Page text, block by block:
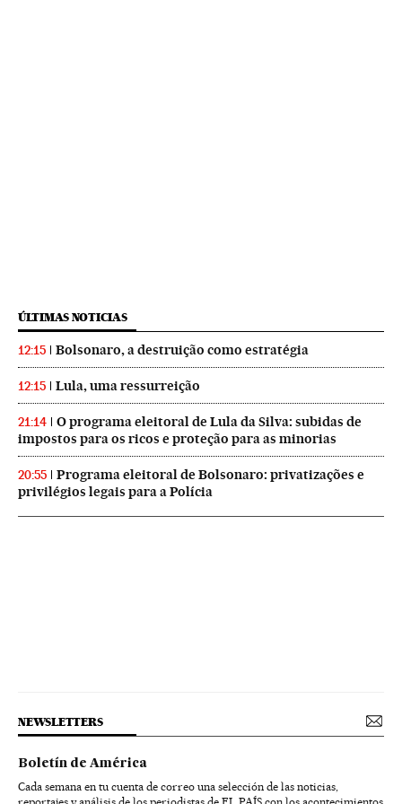
ÚLTIMAS NOTICIAS
12:15 Bolsonaro, a destruição como estratégia
12:15 Lula, uma ressurreição
21:14
O programa eleitoral de Lula da Silva: subidas de
impostos para os ricos e proteção para as minorias
20:55
Programa eleitoral de Bolsonaro: privatizações e
privilégios legais para a Polícia
NEWSLETTERS
Boletín de América
Cada semana en tu cuenta de correo una selección de las noticias,